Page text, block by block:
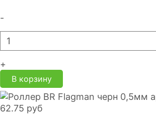
-
+
В корзину
62.75 руб